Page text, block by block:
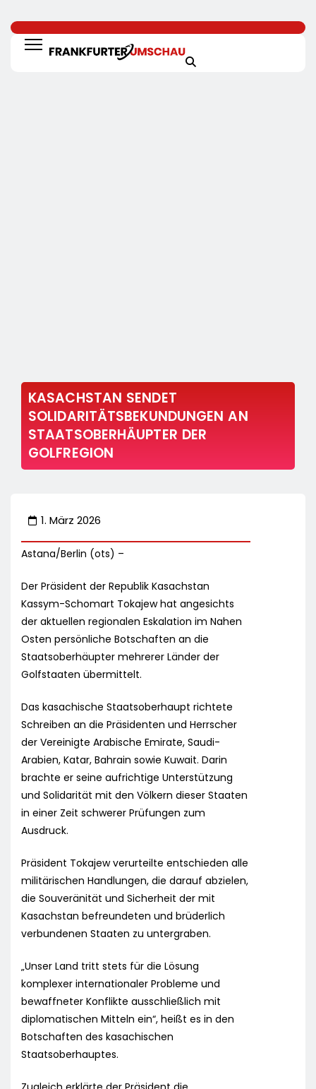
KASACHSTAN SENDET
SOLIDARITÄTSBEKUNDUNGEN AN
STAATSOBERHÄUPTER DER
GOLFREGION
1. März 2026
Astana/Berlin (ots) –
Der Präsident der Republik Kasachstan
Kassym-Schomart Tokajew hat angesichts
der aktuellen regionalen Eskalation im Nahen
Osten persönliche Botschaften an die
Staatsoberhäupter mehrerer Länder der
Golfstaaten übermittelt.
Das kasachische Staatsoberhaupt richtete
Schreiben an die Präsidenten und Herrscher
der Vereinigte Arabische Emirate, Saudi-
Arabien, Katar, Bahrain sowie Kuwait. Darin
brachte er seine aufrichtige Unterstützung
und Solidarität mit den Völkern dieser Staaten
in einer Zeit schwerer Prüfungen zum
Ausdruck.
Präsident Tokajew verurteilte entschieden alle
militärischen Handlungen, die darauf abzielen,
die Souveränität und Sicherheit der mit
Kasachstan befreundeten und brüderlich
verbundenen Staaten zu untergraben.
„Unser Land tritt stets für die Lösung
komplexer internationaler Probleme und
bewaffneter Konflikte ausschließlich mit
diplomatischen Mitteln ein“, heißt es in den
Botschaften des kasachischen
Staatsoberhauptes.